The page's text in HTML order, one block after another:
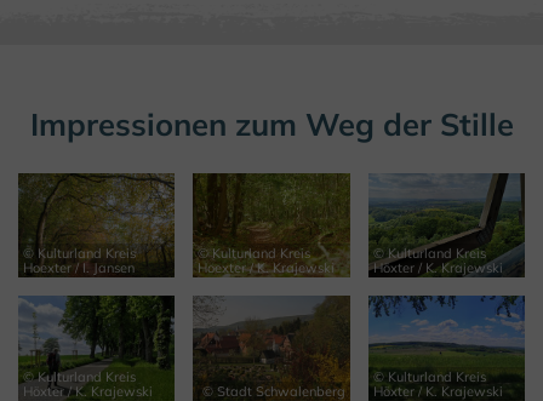
Impressionen zum Weg der Stille
© Kulturland Kreis
Hoexter / I. Jansen
© Kulturland Kreis
Hoexter / K. Krajewski
© Kulturland Kreis
Höxter / K. Krajewski
© Kulturland Kreis
Höxter / K. Krajewski
© Stadt Schwalenberg
© Kulturland Kreis
Höxter / K. Krajewski